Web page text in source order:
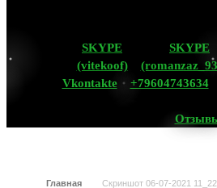
SKYPE
(vitekoof)
SKYPE
Vkontakte
+79604743634
Главная Скриншот 06-07-2021